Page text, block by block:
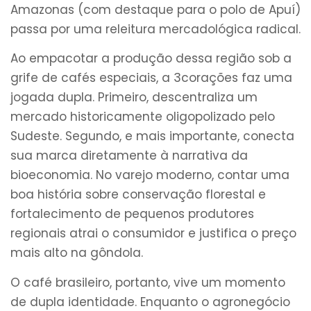
Amazonas (com destaque para o polo de Apuí)
passa por uma releitura mercadológica radical.
Ao empacotar a produção dessa região sob a
grife de cafés especiais, a 3corações faz uma
jogada dupla. Primeiro, descentraliza um
mercado historicamente oligopolizado pelo
Sudeste. Segundo, e mais importante, conecta
sua marca diretamente à narrativa da
bioeconomia. No varejo moderno, contar uma
boa história sobre conservação florestal e
fortalecimento de pequenos produtores
regionais atrai o consumidor e justifica o preço
mais alto na gôndola.
O café brasileiro, portanto, vive um momento
de dupla identidade. Enquanto o agronegócio